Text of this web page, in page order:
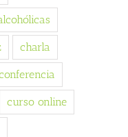
charla
curso online